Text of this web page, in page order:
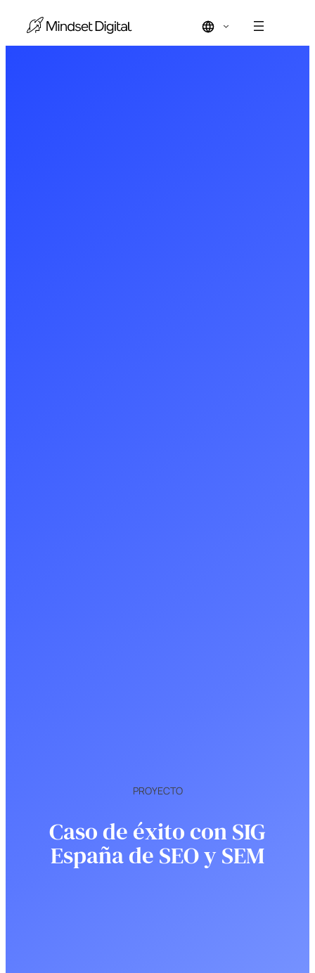
PROYECTO
Caso de éxito con SIG
España de SEO y SEM